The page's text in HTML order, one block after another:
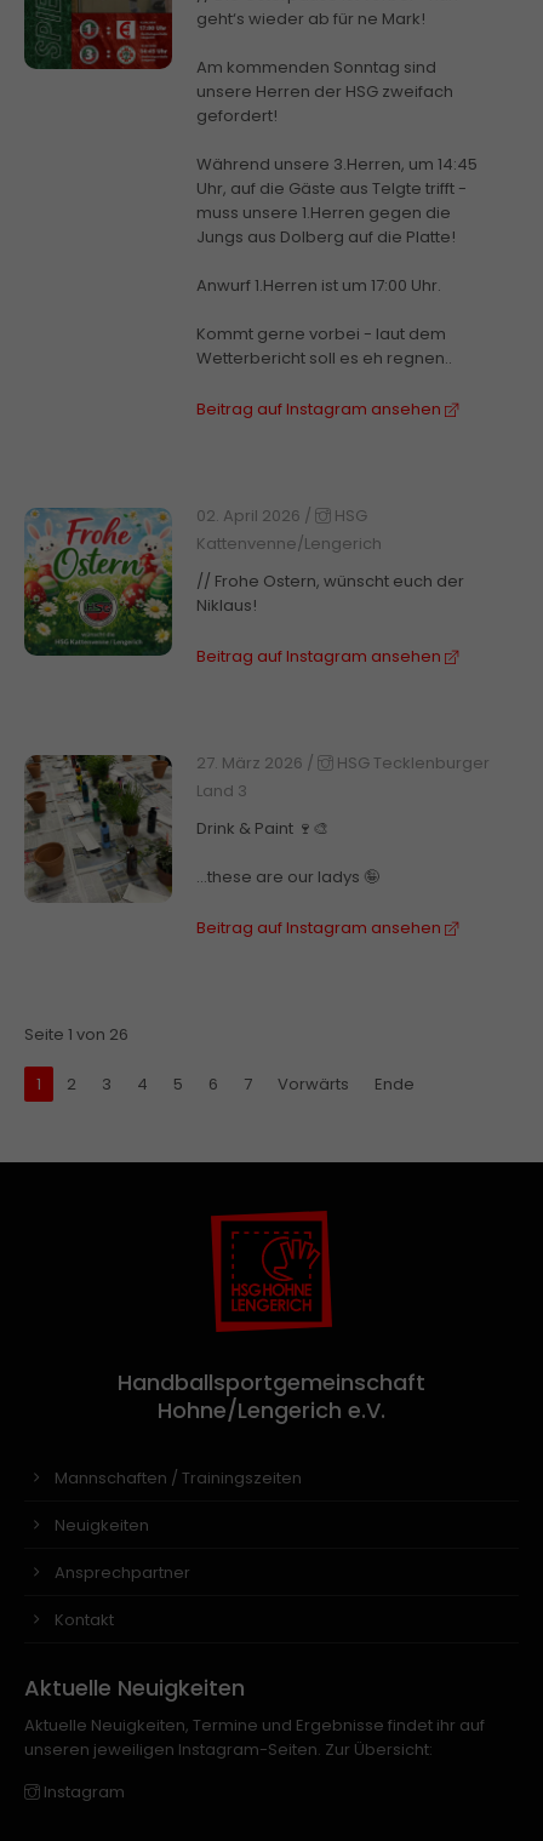
geht‘s wieder ab für ne Mark!
Am kommenden Sonntag sind
unsere Herren der HSG zweifach
gefordert!
Während unsere 3.Herren, um 14:45
Uhr, auf die Gäste aus Telgte trifft -
muss unsere 1.Herren gegen die
Jungs aus Dolberg auf die Platte!
Anwurf 1.Herren ist um 17:00 Uhr.
Kommt gerne vorbei - laut dem
Wetterbericht soll es eh regnen..
Beitrag auf Instagram ansehen
02. April 2026 /
HSG
Kattenvenne/Lengerich
// Frohe Ostern, wünscht euch der
Niklaus!
Beitrag auf Instagram ansehen
27. März 2026 /
HSG Tecklenburger
Land 3
Drink & Paint 🍷🎨
…these are our ladys 🤪
Beitrag auf Instagram ansehen
Seite 1 von 26
1 2 3 4 5 6 7 Vorwärts Ende
Handballsportgemeinschaft
Hohne/Lengerich e.V.
Mannschaften / Trainingszeiten
Neuigkeiten
Ansprechpartner
Kontakt
Aktuelle Neuigkeiten
Aktuelle Neuigkeiten, Termine und Ergebnisse findet ihr auf
unseren jeweiligen Instagram-Seiten. Zur Übersicht:
Instagram